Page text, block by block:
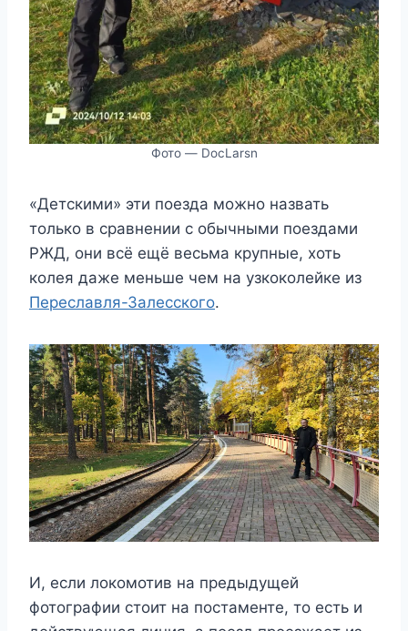
Фото — DocLarsn
«Детскими» эти поезда можно назвать
только в сравнении с обычными поездами
РЖД, они всё ещё весьма крупные, хоть
колея даже меньше чем на узкоколейке из
Переславля-Залесского.
И, если локомотив на предыдущей
фотографии стоит на постаменте, то есть и